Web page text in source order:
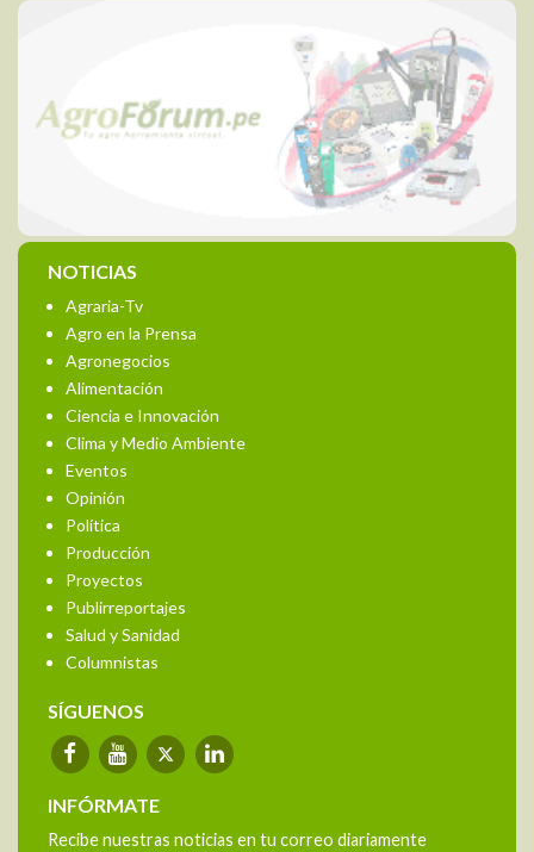
NOTICIAS
Agraria-Tv
Agro en la Prensa
Agronegocios
Alimentación
Ciencia e Innovación
Clima y Medio Ambiente
Eventos
Opinión
Política
Producción
Proyectos
Publirreportajes
Salud y Sanidad
Columnistas
SÍGUENOS
INFÓRMATE
Recibe nuestras noticias en tu correo diariamente